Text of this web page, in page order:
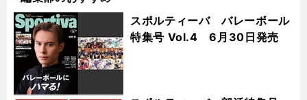
スポルティーバ バレーボール
特集号 Vol.4 6月30日発売